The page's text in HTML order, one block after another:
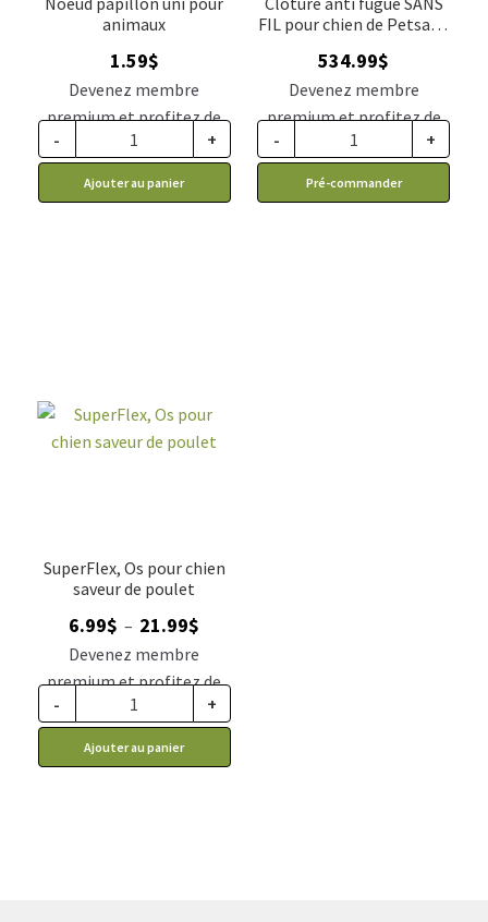
animaux
1.59$
Devenez membre
premium et profitez de
ce prix rabais : 1.31$ CA
- +
Ajouter au panier
FIL pour chien de Petsafe,
534.99$
Devenez membre
premium et profitez de
ce prix rabais : 441.37$ CA
- +
Pré-commander
SuperFlex, Os pour chien
saveur de poulet
6.99$ – 21.99$
prix :
6.99$
à
Devenez membre
premium et profitez de
ce prix rabais : 5.77$ CA
- +
Ajouter au panier